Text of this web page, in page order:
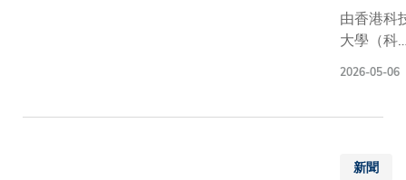
由香港科
大學（科
隊，聯同
2026-05-06
新聞